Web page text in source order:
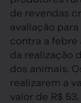
de revendas
avaliação
contra a febre
da realização
dos animais.
realizarem a
valor de R$